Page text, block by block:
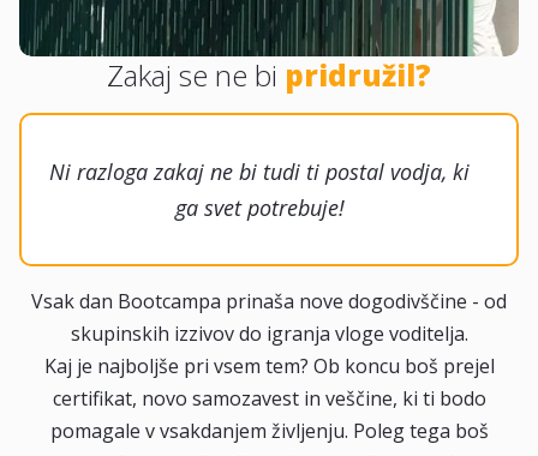
Zakaj se ne bi pridružil?
Ni razloga zakaj ne bi tudi ti postal vodja, ki
ga svet potrebuje!
Vsak dan Bootcampa prinaša nove dogodivščine - od
skupinskih izzivov do igranja vloge voditelja.
Kaj je najboljše pri vsem tem? Ob koncu boš prejel
certifikat, novo samozavest in veščine, ki ti bodo
pomagale v vsakdanjem življenju. Poleg tega boš